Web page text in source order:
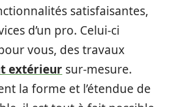
satisfaisantes,
d’un pro. Celui-ci
vous, des travaux
extérieur sur-mesure.
la forme et l’étendue de